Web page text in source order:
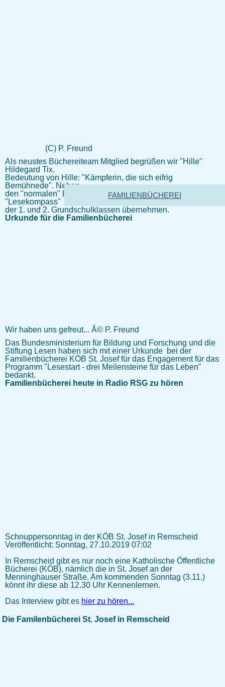
FAMILIENBÜCHEREI
(C) P. Freund
Als neustes Büchereiteam Mitglied begrüßen wir "Hille"
Hildegard Tix.
Bedeutung von Hille: "Kämpferin, die sich eifrig
Bemühnede". Neben
den "normalen" Bücherei Diensten wird Hille die Aktion
"Lesekompass"
der 1. und 2. Grundschulklassen übernehmen.
Urkunde für die Familienbücherei
Wir haben uns gefreut... Â© P. Freund
Das Bundesministerium für Bildung und Forschung und die
Stiftung Lesen haben sich mit einer Urkunde bei der
Familienbücherei KÖB St. Josef für das Engagement für das
Programm "Lesestart - drei Meilensteine für das Leben"
bedankt.
Familienbücherei heute in Radio RSG zu hören
Schnuppersonntag in der KÖB St. Josef in Remscheid
Veröffentlicht: Sonntag, 27.10.2019 07:02
In Remscheid gibt es nur noch eine Katholische Öffentliche
Bücherei (KÖB), nämlich die in St. Josef an der
Menninghauser Straße. Am kommenden Sonntag (3.11.)
könnt ihr diese ab 12.30 Uhr Kennenlernen.
Das Interview gibt es hier zu hören...
Die Familenbücherei St. Josef in Remscheid